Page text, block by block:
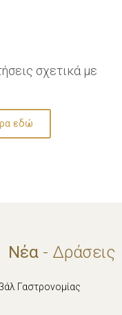
σχετικά με
εδώ
Νέα - Δράσεις
Γαστρονομίας